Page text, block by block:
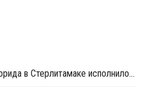
Производству поливинилхлорида в Стерлитамаке исполнилось 60 лет